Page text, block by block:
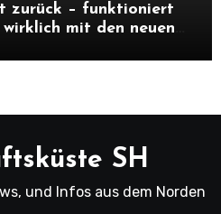
zurück – funktioniert
mit den neuen
SH
und Infos aus dem Norden